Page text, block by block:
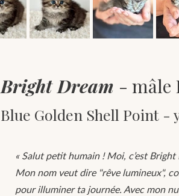
Bright Dream - mâle
Blue Golden Shell Point -
« Salut petit humain ! Moi, c’est Bright
Mon nom veut dire "rêve lumineux",
pour illuminer ta journée. Avec mon